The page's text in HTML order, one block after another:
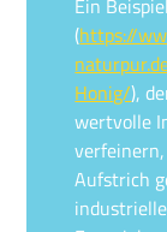
Ein
(https://
Honig/),
wertvolle
Aufstrich